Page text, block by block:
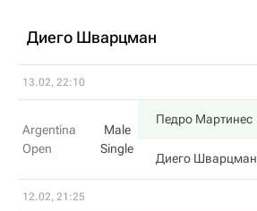
Диего Шварцман
13.02, 22:10
Argentina
Open
Male
Single
Педро Мартинес
Диего Шварцман
12.02, 21:25